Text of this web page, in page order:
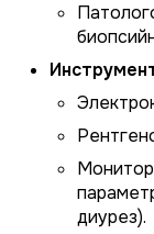
диурез).